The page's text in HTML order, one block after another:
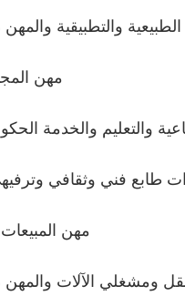
والتطبيقية
مهن
والتعليم والخدمة
طابع فني وثقافي
مهن
ومشغلي الآلات والمهن